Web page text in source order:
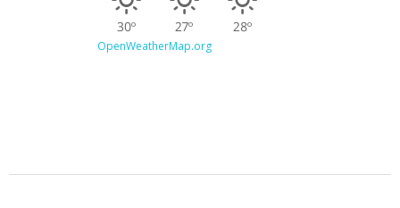
30º 27º 28º
OpenWeatherMap.org